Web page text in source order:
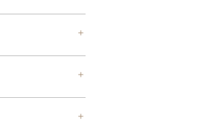
＋
＋
＋